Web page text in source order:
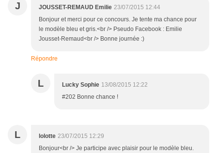
J JOUSSET-REMAUD Emilie 23/07/2015 12:44
Bonjour et merci pour ce concours. Je tente ma chance pour
le modèle bleu et gris.<br /> Pseudo Facebook : Emilie
Jousset-Remaud<br /> Bonne journée :)
Répondre
L Lucky Sophie 13/08/2015 12:22
#202 Bonne chance !
L lolotte 23/07/2015 12:29
Bonjour<br /> Je participe avec plaisir pour le modèle bleu.